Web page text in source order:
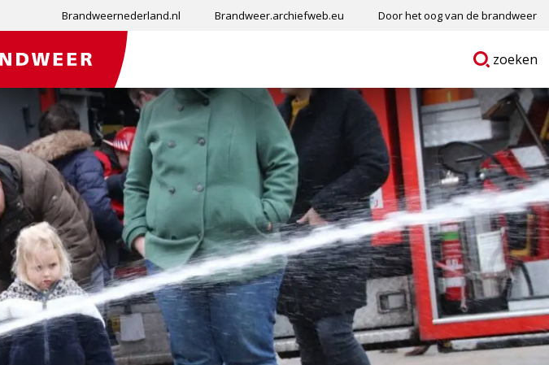
Brandweernederland.nl Brandweer.archiefweb.eu Door het oog van de brandweer
Brandweer
Ga
zoeken